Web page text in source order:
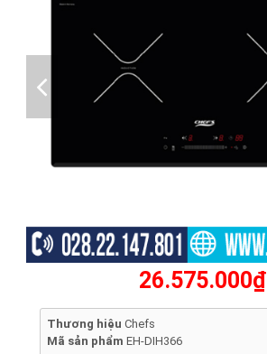
26.575.000₫
Thương hiệu Chefs
Mã sản phẩm EH-DIH366